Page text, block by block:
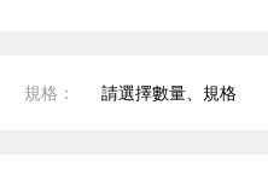
規格： 請選擇數量、規格